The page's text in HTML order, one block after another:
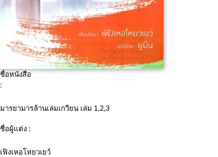
ชื่อหนังสือ
:
มารยามารล้านเล่มเกวียน เล่ม 1,2,3
ชื่อผู้แต่ง :
เฟิงเหอโหยวเยว์